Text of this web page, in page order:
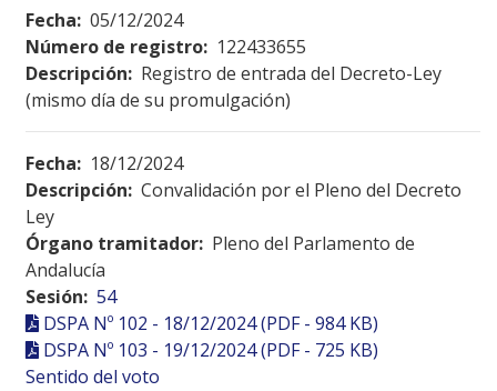
Fecha: 05/12/2024
Número de registro: 122433655
Descripción: Registro de entrada del Decreto-Ley
(mismo día de su promulgación)
Fecha: 18/12/2024
Descripción: Convalidación por el Pleno del Decreto
Ley
Órgano tramitador: Pleno del Parlamento de
Andalucía
Sesión: 54
DSPA Nº 102 - 18/12/2024 (PDF - 984 KB)
DSPA Nº 103 - 19/12/2024 (PDF - 725 KB)
Sentido del voto